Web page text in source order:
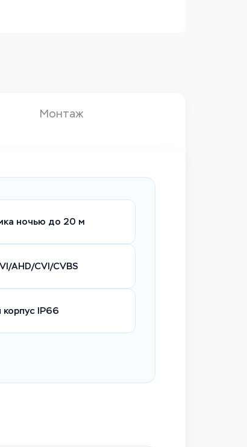
Монтаж
ночью до 20 м
AHD/CVI/CVBS
IP66